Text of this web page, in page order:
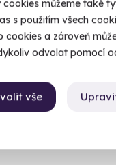
můžeme také
s použitím všech
a zároveň
odvolat pomocí
vše